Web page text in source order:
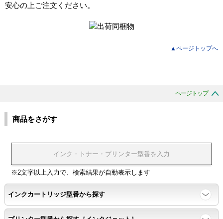
安心の上ご注文ください。
▲ページトップへ
ページトップ
商品をさがす
※2文字以上入力で、検索結果が自動表示します
インクカートリッジ型番から探す